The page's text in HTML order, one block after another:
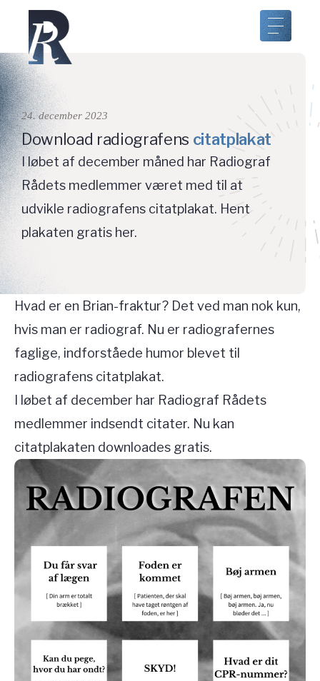
24. december 2023
Download radiografens citatplakat
I løbet af december måned har Radiograf
Rådets medlemmer været med til at
udvikle radiografens citatplakat. Hent
plakaten gratis her.
Hvad er en Brian-fraktur? Det ved man nok kun,
hvis man er radiograf. Nu er radiografernes
faglige, indforståede humor blevet til
radiografens citatplakat.
I løbet af december har Radiograf Rådets
medlemmer indsendt citater. Nu kan
citatplakaten downloades gratis.